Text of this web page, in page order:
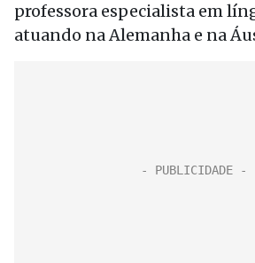
professora especialista em
atuando na Alemanha e na